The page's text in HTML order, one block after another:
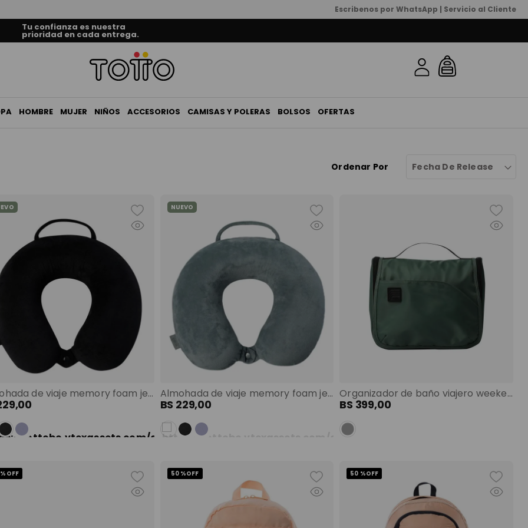
Escribenos por WhatsApp | Servicio al Cliente
Tu confianza es nuestra
prioridad en cada entrega.
HOMBRE MUJER NIÑOS ACCESORIOS CAMISAS Y POLERAS BOLSOS OFERTAS
Ordenar Por Fecha De Release
Almohada de viaje memory foam jet pillow negra color: negro
,00
Almohada de viaje memory foam jet pillow gris color: gris
NUEVO
BS 229,00
Organizador de baño viajero weekender color: verde
BS 399,00
OFF 50 %OFF 50 %OFF